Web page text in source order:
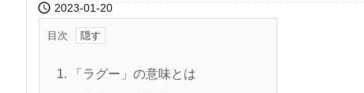
 2023-01-20
目次
1. 「ラグー」の意味とは